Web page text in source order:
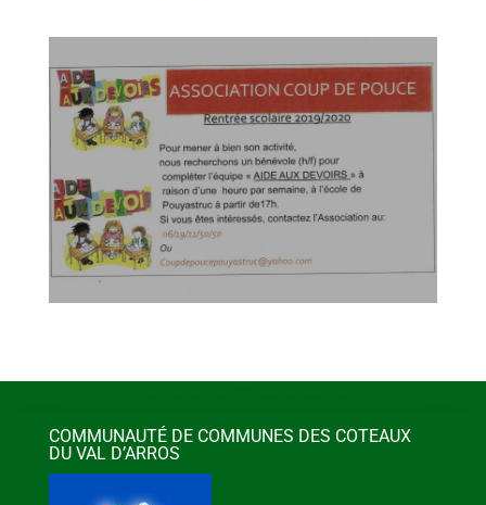
COMMUNAUTÉ DE COMMUNES DES COTEAUX
DU VAL D’ARROS